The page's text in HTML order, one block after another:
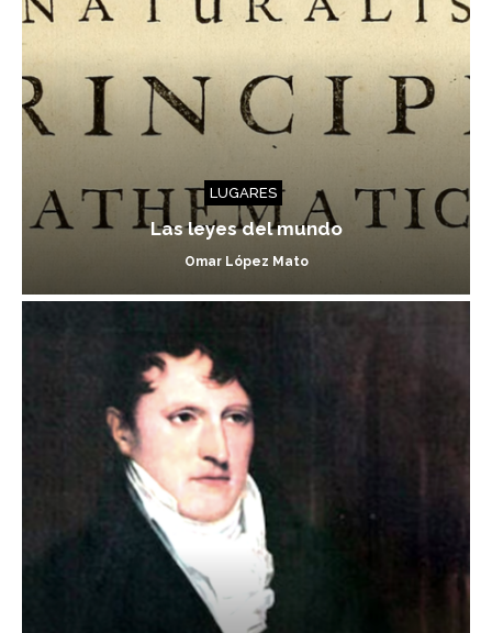
LUGARES
Las leyes del mundo
Omar López Mato